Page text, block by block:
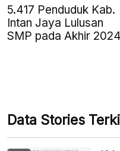
5.417 Penduduk Kab.
Intan Jaya Lulusan
SMP pada Akhir 2024
Data Stories